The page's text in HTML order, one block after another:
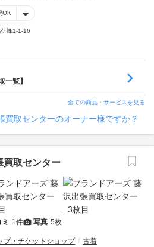
OK
峰1-1-16
一覧】
全ての商品・サービスを見る
買取センターのオーナー様ですか？
買取センター
1件 写真 5枚
プ・チケットショップ 古着